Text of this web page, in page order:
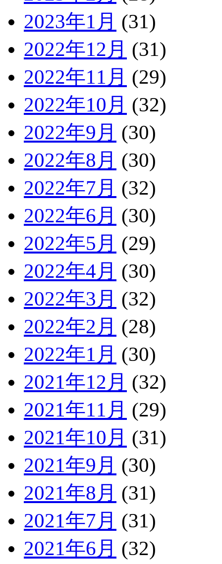
2023年1月 (31)
2022年12月 (31)
2022年11月 (29)
2022年10月 (32)
2022年9月 (30)
2022年8月 (30)
2022年7月 (32)
2022年6月 (30)
2022年5月 (29)
2022年4月 (30)
2022年3月 (32)
2022年2月 (28)
2022年1月 (30)
2021年12月 (32)
2021年11月 (29)
2021年10月 (31)
2021年9月 (30)
2021年8月 (31)
2021年7月 (31)
2021年6月 (32)